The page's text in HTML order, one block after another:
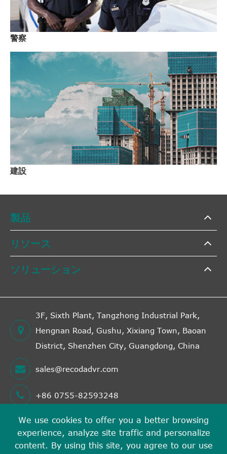
警察
建設
製品
リソース
ソリューション
3F, Sixth Plant, Tangzhong Industrial Park,
Hengnan Road, Gushu, Xixiang Town, Baoan
District, Shenzhen City, Guangdong, China
sales@recodadvr.com
+86 0755-82593248
著作権©Shenzhen RECODA Technologies Limitedす
べての権利が予約されています。
We use cookies to offer you a better browsing
experience, analyze site traffic and personalize
content. By using this site, you agree to our use